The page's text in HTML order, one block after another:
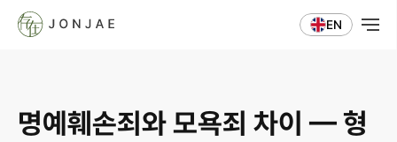
EN
명예훼손죄와 모욕죄 차이 — 형